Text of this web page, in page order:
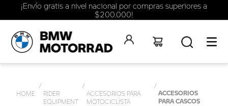
¡Envío gratis a nivel nacional por compras superiores a
$200.000!
RIDER
EQUIPMENT
ACCESORIOS PARA
MOTOCICLISTA
ACCESORIOS
PARA CASCOS